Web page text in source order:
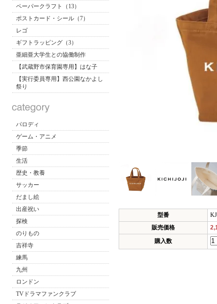
ペーパークラフト（13）
ポストカード・シール（7）
レゴ
ギフトラッピング（3）
亜細亜大学生との協働制作
【武蔵野市保育園専用】はな子
【実行委員専用】西公園なかよし
祭り
パロディ
ゲーム・アニメ
季節
生活
歴史・教養
サッカー
だまし絵
出産祝い
探検
のりもの
吉祥寺
練馬
九州
ロンドン
TVドラマファンクラブ
型番
販売価格
購入数